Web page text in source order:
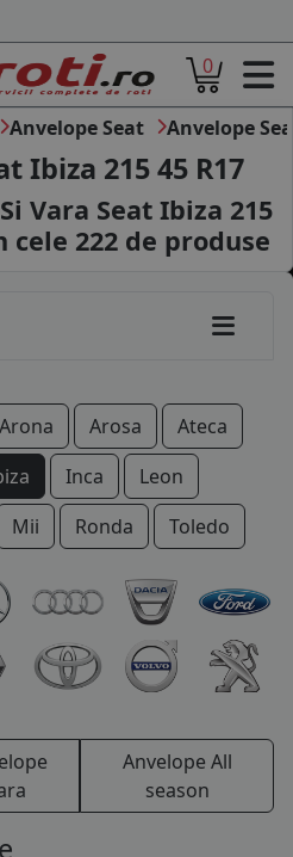
AUTO
COMPANII
0
Anvelope Seat Anvelope
Ibiza 215 45 R17
Vara Seat Ibiza 215
cele 222 de produse
Arona Arosa
Ateca
Inca
Leon
Mii Ronda Toledo
Anvelope All
season